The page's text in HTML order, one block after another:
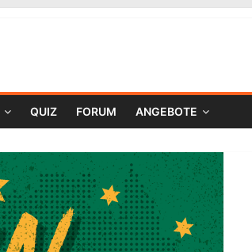
QUIZ FORUM ANGEBOTE